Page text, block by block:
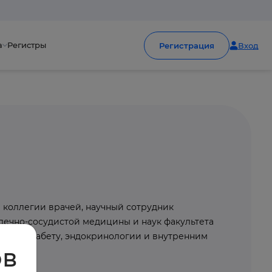
Регистры Регистрация Вход
врачей, научный сотрудник
сосудистой медицины и наук факультета
по диабету, эндокринологии и внутренним